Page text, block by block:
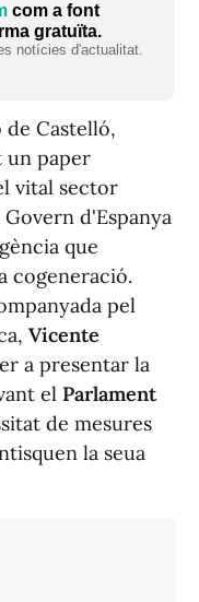
com a font
gratuïta.
notícies d'actualitat.
Castelló,
un paper
vital sector
d'Espanya
que
cogeneració.
pel
Vicente
a presentar la
el Parlament
de mesures
la seua